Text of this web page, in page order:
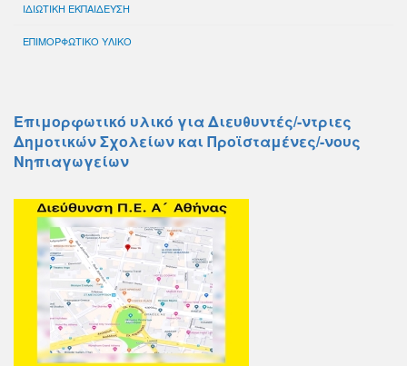
ΙΔΙΩΤΙΚΗ ΕΚΠΑΙΔΕΥΣΗ
ΕΠΙΜΟΡΦΩΤΙΚΟ ΥΛΙΚΟ
Επιμορφωτικό υλικό για Διευθυντές/-ντριες
Δημοτικών Σχολείων και Προϊσταμένες/-νους
Νηπιαγωγείων